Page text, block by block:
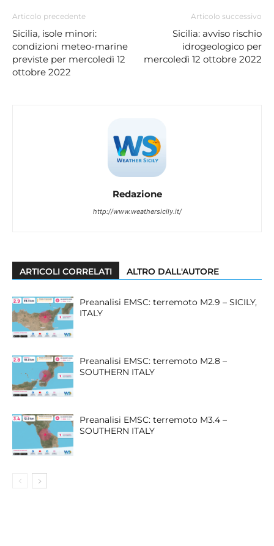
Articolo precedente
Sicilia, isole minori:
condizioni meteo-marine
previste per mercoledì 12
ottobre 2022
Articolo successivo
Sicilia: avviso rischio
idrogeologico per
mercoledì 12 ottobre 2022
Redazione
http://www.weathersicily.it/
ARTICOLI CORRELATI ALTRO DALL'AUTORE
Preanalisi EMSC: terremoto M2.9 – SICILY,
ITALY
Preanalisi EMSC: terremoto M2.8 –
SOUTHERN ITALY
Preanalisi EMSC: terremoto M3.4 –
SOUTHERN ITALY